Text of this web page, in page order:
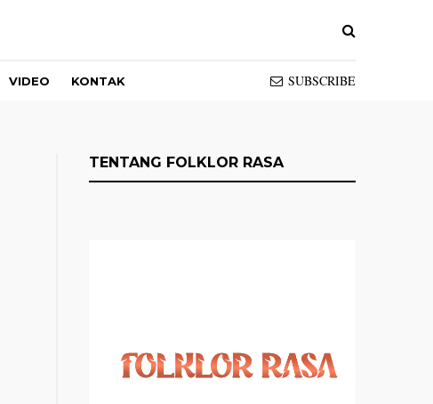
VIDEO KONTAK SUBSCRIBE
TENTANG FOLKLOR RASA